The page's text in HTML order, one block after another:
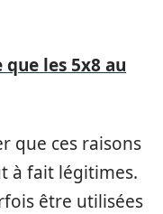
que les 5x8 au
que ces raisons
à fait légitimes.
être utilisées